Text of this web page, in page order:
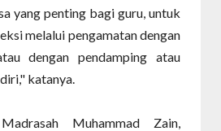
yang penting bagi guru, untuk
melalui pengamatan dengan
dengan pendamping atau
katanya.
Muhammad Zain,